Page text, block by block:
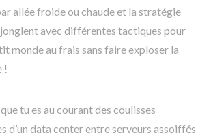
allée froide ou chaude et la stratégie
jonglent avec différentes tactiques pour
monde au frais sans faire exploser la
!
tu es au courant des coulisses
d’un data center entre serveurs assoiffés